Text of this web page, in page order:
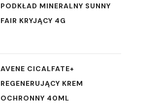
PODKŁAD MINERALNY SUNNY
FAIR KRYJĄCY 4G
AVENE CICALFATE+
REGENERUJĄCY KREM
OCHRONNY 40ML